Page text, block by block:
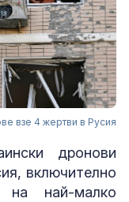
взе 4 жертви в Русия
дронови
включително
най-малко